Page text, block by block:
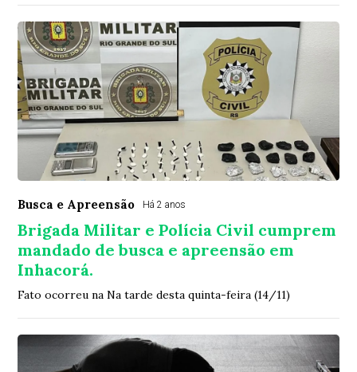
Busca e Apreensão Há 2 anos
Brigada Militar e Polícia Civil cumprem
mandado de busca e apreensão em
Inhacorá.
Fato ocorreu na Na tarde desta quinta-feira (14/11)